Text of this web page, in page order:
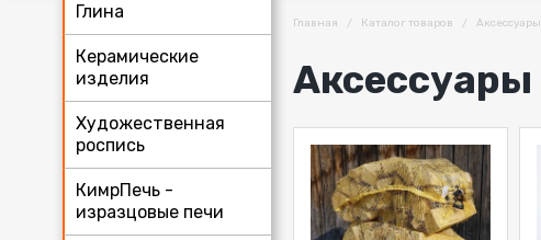
Глина
Керамические
изделия
Художественная
роспись
КимрПечь -
изразцовые печи
Главная Каталог товаров Аксессуары
Аксессуары